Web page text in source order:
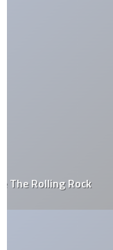
La ardilla dramática